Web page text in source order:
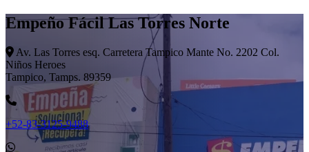
Empeño Fácil Las Torres Norte
Av. Las Torres esq. Carretera Tampico Mante No. 2202 Col.
Niños Heroes
Tampico, Tamps. 89359
+52-83-3125-9488